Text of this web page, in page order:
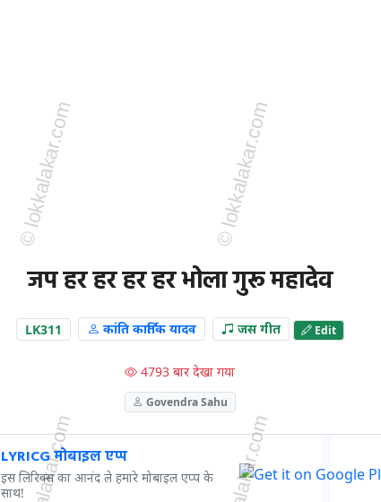
जप हर हर हर हर भोला गुरू महादेव
LK311 कांति कार्तिक यादव जस गीत Edit
4793 बार देखा गया
Govendra Sahu
LYRICG मोबाइल एप्प
इस लिरिक्स का आनंद ले हमारे मोबाइल एप्प के
साथ!